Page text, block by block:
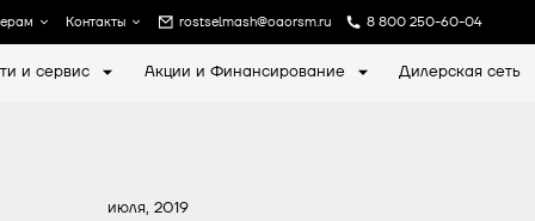
Контакты rostselmash@oaorsm.ru 8 800 250-60-04
и сервис Акции и Финансирование Дилерская сеть
июля, 2019